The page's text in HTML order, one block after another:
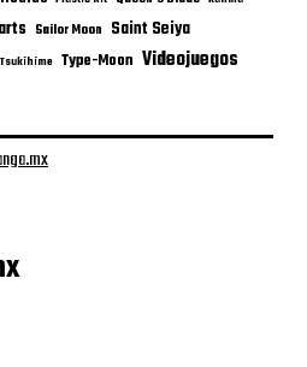
Sailor Moon Saint Seiya
Tsukihime Type-Moon Videojuegos